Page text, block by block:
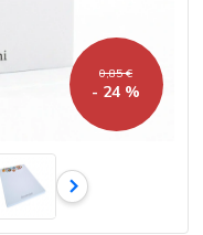
0,85 €
- 24 %